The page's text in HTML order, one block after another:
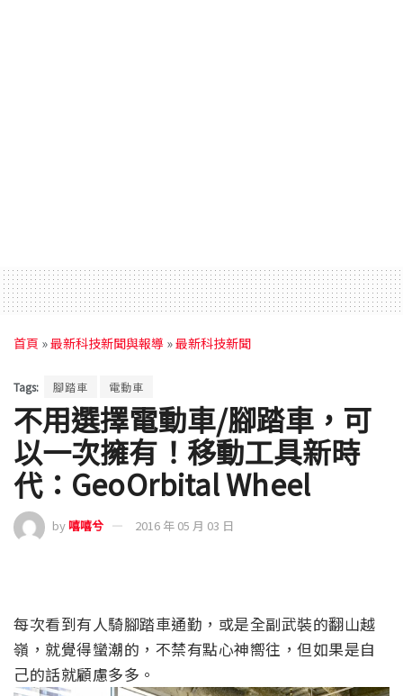
首頁 »最新科技新聞與報導 »最新科技新聞
Tags: 腳踏車 電動車
不用選擇電動車/腳踏車，可
以一次擁有！移動工具新時
代：GeoOrbital Wheel
by嘻嘻兮 2016 年 05 月 03 日
每次看到有人騎腳踏車通勤，或是全副武裝的翻山越
嶺，就覺得蠻潮的，不禁有點心神嚮往，但如果是自
己的話就顧慮多多。